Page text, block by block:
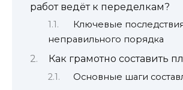
работ ведёт к переделкам?
Ключевые
неправильного порядка
Как грамотно составить
Основные шаги